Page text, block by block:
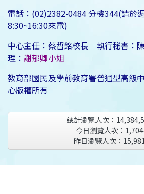
電話：(02)2382-0484 分機344(請於
8:30~16:30來電)
中心主任：蔡哲銘校長 執行秘書：
理： 謝郁卿小姐
教育部國民及學前教育署普通型高級
心版權所有
總計瀏覽人次：
今日瀏覽人次： 1,704
昨日瀏覽人次：